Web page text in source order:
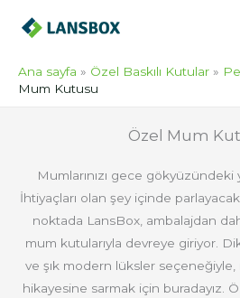
Ana sayfa Özel Baskılı Kutular
Mum Kutusu
Özel Mum
Mumlarınızı gece gökyüzündeki
İhtiyaçları olan şey içinde
noktada LansBox, ambalajdan
mum kutularıyla devreye giriyor.
ve şık modern lüksler seçeneğiyle,
hikayesine sarmak için buradayız.